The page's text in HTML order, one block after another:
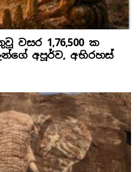
වසර 1,76,500 ක
අපූර්ව, අභිරහස්